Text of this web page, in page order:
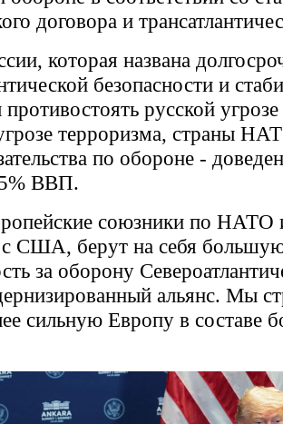
договора и
которая названа
безопасности и
русской
терроризма, страны
по обороне -
ВВП.
союзники по НАТО
с США, берут на себя
за оборону
альянс. Мы
сильную Европу в составе